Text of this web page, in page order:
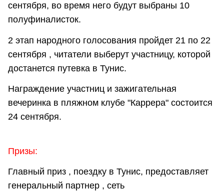
сентября, во время него будут выбраны 10
полуфиналисток.
2 этап народного голосования пройдет 21 по 22
сентября , читатели выберут участницу, которой
достанется путевка в Тунис.
Награждение участниц и зажигательная
вечеринка в пляжном клубе "Каррера" состоится
24 сентября.
Призы:
Главный приз , поездку в Тунис, предоставляет
генеральный партнер , сеть